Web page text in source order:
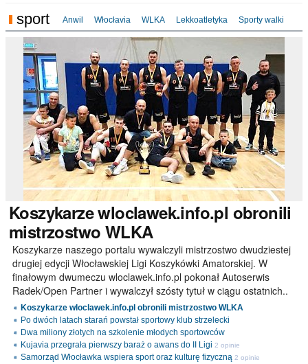
sport Anwil Włocłavia WLKA Lekkoatletyka Sporty walki
Koszykarzewloclawek.info.pl obronili
mistrzostwo WLKA
Koszykarze naszego portalu wywalczyli mistrzostwo dwudziestej
drugiej edycji Włocławskiej Ligi Koszykówki Amatorskiej. W
finałowym dwumeczu wloclawek.info.pl pokonał Autoserwis
Radek/Open Partner i wywalczył szósty tytuł w ciągu ostatnich..
Koszykarze wloclawek.info.pl obronili mistrzostwo WLKA
Po dwóch latach starań powstał sportowy klub strzelecki
Dwa miliony złotych na szkolenie młodych sportowców
Kujavia przegrała pierwszy baraż o awans do II Ligi 2 opinie
Samorząd Włocławka wspiera sport oraz kulturę fizyczną 2 opinie